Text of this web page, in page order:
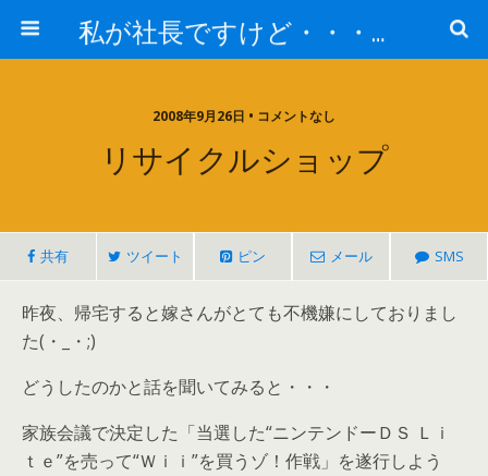
私が社長ですけど・・・何か!?
2008年9月26日 • コメントなし
リサイクルショップ
共有 ツイート ピン メール SMS
昨夜、帰宅すると嫁さんがとても不機嫌にしておりまし
た(・_・;)
どうしたのかと話を聞いてみると・・・
家族会議で決定した「当選した“ニンテンドーＤＳ Ｌｉ
ｔｅ”を売って“Ｗｉｉ”を買うゾ！作戦」を遂行しよう